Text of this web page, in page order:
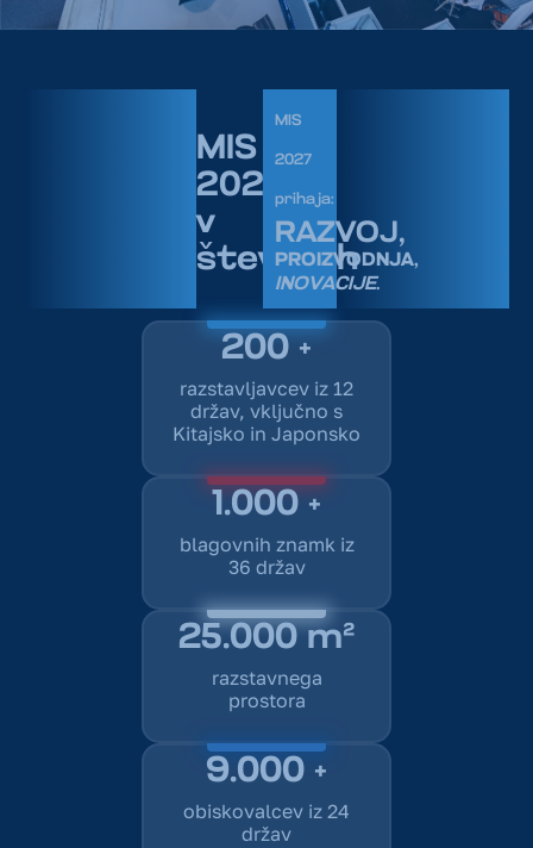
MIS
2026
v
številkah
MIS
2027
prihaja:
RAZVOJ,
PROIZVODNJA,
INOVACIJE.
200 +
razstavljavcev iz 12
držav, vključno s
Kitajsko in Japonsko
1.000 +
blagovnih znamk iz
36 držav
25.000 m²
razstavnega
prostora
9.000 +
obiskovalcev iz 24
držav